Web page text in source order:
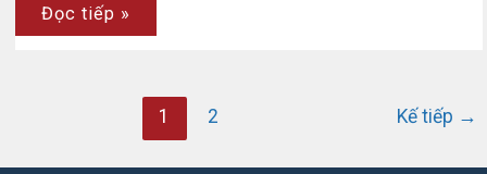
Từ
vựng
Đọc tiếp »
1 2 Kế tiếp →